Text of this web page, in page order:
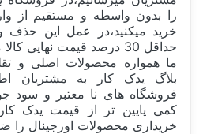
را بدون واسطه و مستقیم از
خرید میکنید،در عمل این
حداقل 30 درصد قیمت
ما همواره محصولات اصلی و
بلاگ یدک کار به مشتریان
فروشگاه های نا معتبر و سود
کمی پایین تر از قیمت یدک
خریداری محصولات اورجینال را